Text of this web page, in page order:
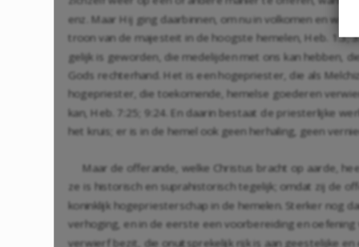
enz. Maar Hij ging daarbinnen, om nu in volkomen en
troon van de majesteit in de hoogste hemelen,Heb. 1:3;
gelijk is geworden, die medelijden met ons kan hebben,
Gods rechterhand. Het is een hogepriester, die als
hogepriester, die toekomende, hemelse goederen
kan,Heb. 7:25 9:24 . En daarin bestaat de priesterlijke
het kruis; er is in de hemel ook geen herhaling, geen
Maar de offerande, welke Christus bracht op aarde,
ze is historisch en suprahistorisch tegelijk; omdat zij de
koninklijk hogepriesterschap in de hemelen. Sterker nog
verhoging, en in de eerste een voorbereiding en
verwierf bezit, die onuitsprekelijk rijk is aan geestelijke